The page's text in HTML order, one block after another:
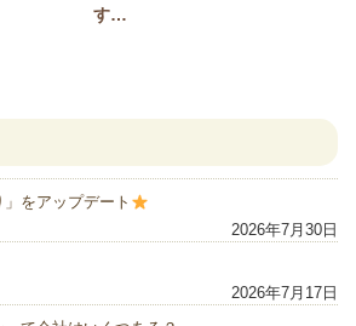
す…
をアップデート
2026年7月30日
2026年7月17日